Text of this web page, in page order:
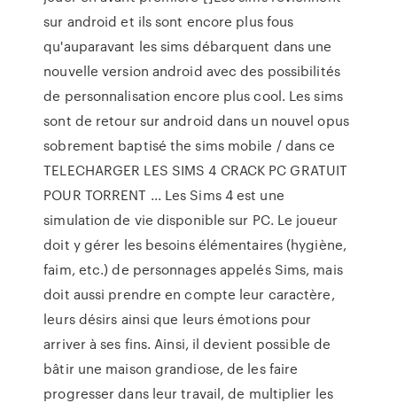
sur android et ils sont encore plus fous
qu'auparavant les sims débarquent dans une
nouvelle version android avec des possibilités
de personnalisation encore plus cool. Les sims
sont de retour sur android dans un nouvel opus
sobrement baptisé the sims mobile / dans ce
TELECHARGER LES SIMS 4 CRACK PC GRATUIT
POUR TORRENT ... Les Sims 4 est une
simulation de vie disponible sur PC. Le joueur
doit y gérer les besoins élémentaires (hygiène,
faim, etc.) de personnages appelés Sims, mais
doit aussi prendre en compte leur caractère,
leurs désirs ainsi que leurs émotions pour
arriver à ses fins. Ainsi, il devient possible de
bâtir une maison grandiose, de les faire
progresser dans leur travail, de multiplier les